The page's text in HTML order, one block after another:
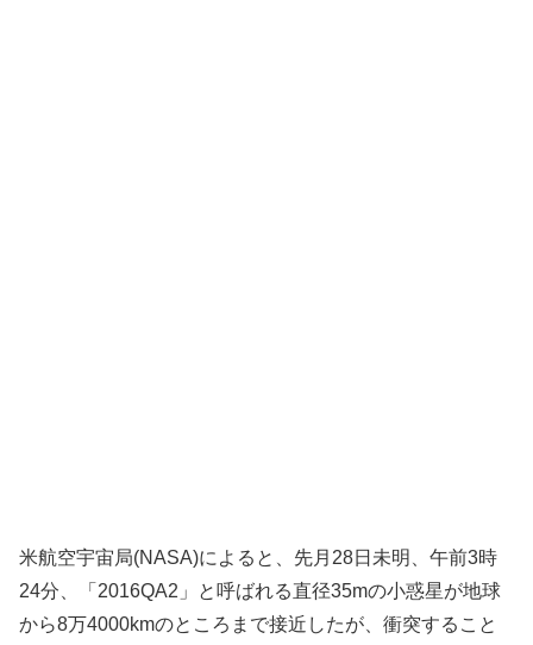
米航空宇宙局(NASA)によると、先月28日未明、午前3時
24分、「2016QA2」と呼ばれる直径35mの小惑星が地球
から8万4000kmのところまで接近したが、衝突すること